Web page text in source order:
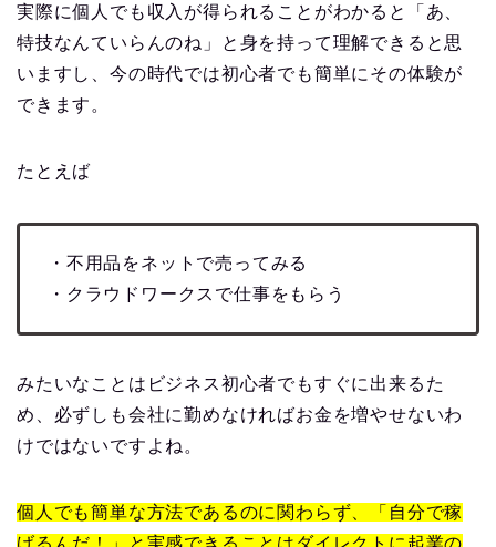
実際に個人でも収入が得られることがわかると「あ、
特技なんていらんのね」と身を持って理解できると思
いますし、今の時代では初心者でも簡単にその体験が
できます。
たとえば
・不用品をネットで売ってみる
・クラウドワークスで仕事をもらう
みたいなことはビジネス初心者でもすぐに出来るた
め、必ずしも会社に勤めなければお金を増やせないわ
けではないですよね。
個人でも簡単な方法であるのに関わらず、「自分で稼
げるんだ！」と実感できることはダイレクトに起業の